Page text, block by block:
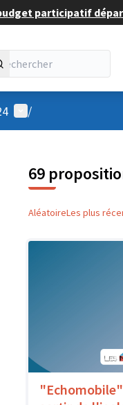
participatif
Menu utilisateur
/
69
AléatoireLes plus